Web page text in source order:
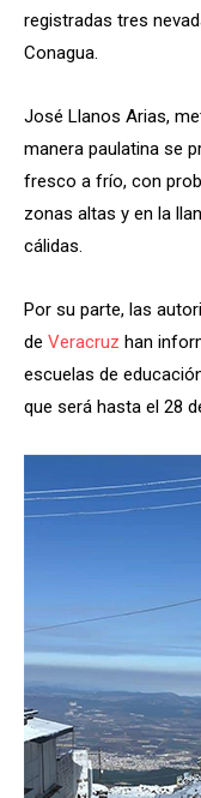
registradas tres
Conagua.
José Llanos Arias,
manera paulatina se
fresco a frío, con
zonas altas y en la
cálidas.
Por su parte, las
de Veracruz han
escuelas de
que será hasta el 28